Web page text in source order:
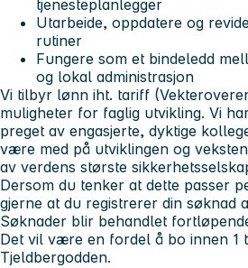
tjenesteplanlegger
Utarbeide, oppdatere og
rutiner
Fungere som et bindeledd
og lokal administrasjon
Vi tilbyr lønn iht. tariff
muligheter for faglig utvikling. Vi
preget av engasjerte, dyktige
være med på utviklingen og
av verdens største
Dersom du tenker at dette passer
gjerne at du registrerer din søknad
Søknader blir behandlet
Det vil være en fordel å bo innen 1
Tjeldbergodden.